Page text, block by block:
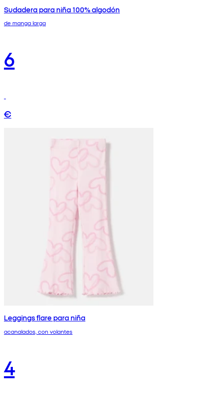
Sudadera para niña 100% algodón
de manga larga
6
€
Leggings flare para niña
acanalados, con volantes
4